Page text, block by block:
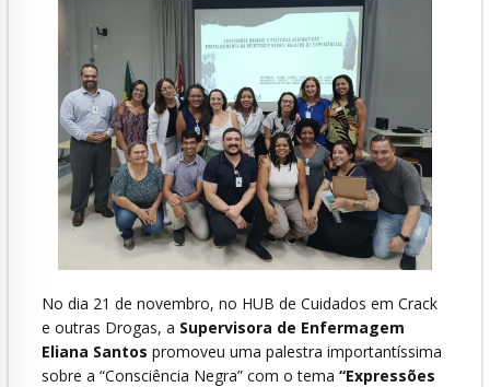
No dia 21 de novembro, no HUB de Cuidados em Crack
e outras Drogas, a Supervisora de Enfermagem
Eliana Santos promoveu uma palestra importantíssima
sobre a “Consciência Negra” com o tema “Expressões